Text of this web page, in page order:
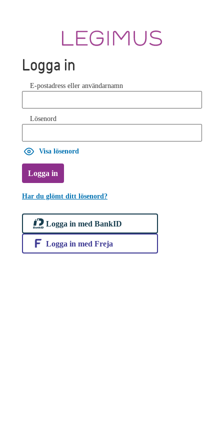
Logga in
E-postadress eller användarnamn
Lösenord
Visa lösenord
Logga in
Har du glömt ditt lösenord?
Logga in med BankID
Logga in med Freja